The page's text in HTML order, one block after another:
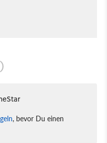
, bevor Du einen